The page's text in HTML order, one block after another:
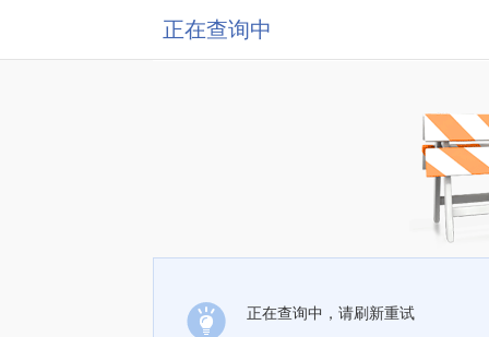
正在查询中
正在查询中，请刷新重试